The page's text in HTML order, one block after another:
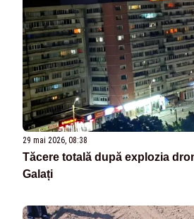
29 mai 2026, 08:38
Tăcere totală după explozia
Galați